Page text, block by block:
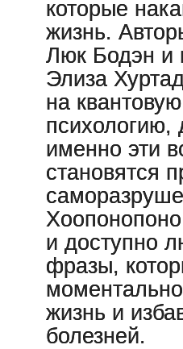
которые
жизнь.
Люк Бодэн и
Элиза
на
психологию,
именно эти
становятся
и доступно
фразы,
жизнь и
болезней.